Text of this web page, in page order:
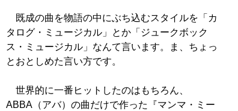
既成の曲を物語の中にぶち込むスタイルを「カ
タログ・ミュージカル」とか「ジュークボック
ス・ミュージカル」なんて言います。ま、ちょっ
とおとしめた言い方です。
世界的に一番ヒットしたのはもちろん、
ABBA（アバ）の曲だけで作った『マンマ・ミー